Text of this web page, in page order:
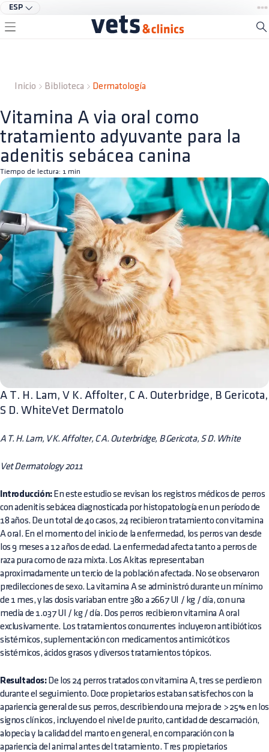
ESP
Inicio Biblioteca Dermatología
Vitamina A via oral como
tratamiento adyuvante para la
adenitis sebácea canina
Tiempo de lectura: 1 min
A T. H. Lam, V K. Affolter, C A. Outerbridge, B Gericota,
S D. WhiteVet Dermatolo
A T. H. Lam, V K. Affolter, C A. Outerbridge, B Gericota, S D. White
Vet Dermatology 2011
Introducción:En este estudio se revisan los registros médicos de perros
con adenitis sebácea diagnosticada por histopatología en un período de
18 años. De un total de 40 casos, 24 recibieron tratamiento con vitamina
A oral. En el momento del inicio de la enfermedad, los perros van desde
los 9 meses a 12 años de edad. La enfermedad afecta tanto a perros de
raza pura como de raza mixta. Los Akitas representaban
aproximadamente un tercio de la población afectada. No se observaron
predilecciones de sexo. La vitamina A se administró durante un mínimo
de 1 mes, y las dosis variaban entre 380 a 2667 UI / kg / día, con una
media de 1.037 UI / kg / día. Dos perros recibieron vitamina A oral
exclusivamente. Los tratamientos concurrentes incluyeron antibióticos
sistémicos, suplementación con medicamentos antimicóticos
sistémicos, ácidos grasos y diversos tratamientos tópicos.
Resultados:De los 24 perros tratados con vitamina A, tres se perdieron
durante el seguimiento. Doce propietarios estaban satisfechos con la
apariencia general de sus perros, describiendo una mejora de > 25% en los
signos clínicos, incluyendo el nivel de prurito, cantidad de descamación,
alopecia y la calidad del manto en general, en comparación con la
apariencia del animal antes del tratamiento. Tres propietarios